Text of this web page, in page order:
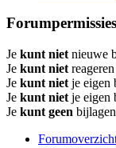
Forumpermissies
Je kunt niet nieuwe
Je kunt niet
Je kunt niet je eigen
Je kunt niet je eigen
Je kunt geen